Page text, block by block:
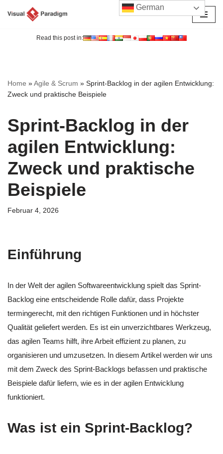
Read this post in:
Home »Agile & Scrum » Sprint-Backlog in der agilen Entwicklung:
Zweck und praktische Beispiele
Sprint-Backlog in der
agilen Entwicklung:
Zweck und praktische
Beispiele
Februar 4, 2026
Einführung
In der Welt der agilen Softwareentwicklung spielt das Sprint-
Backlog eine entscheidende Rolle dafür, dass Projekte
termingerecht, mit den richtigen Funktionen und in höchster
Qualität geliefert werden. Es ist ein unverzichtbares Werkzeug,
das agilen Teams hilft, ihre Arbeit effizient zu planen, zu
organisieren und umzusetzen. In diesem Artikel werden wir uns
mit dem Zweck des Sprint-Backlogs befassen und praktische
Beispiele dafür liefern, wie es in der agilen Entwicklung
funktioniert.
Was ist ein Sprint-Backlog?
German